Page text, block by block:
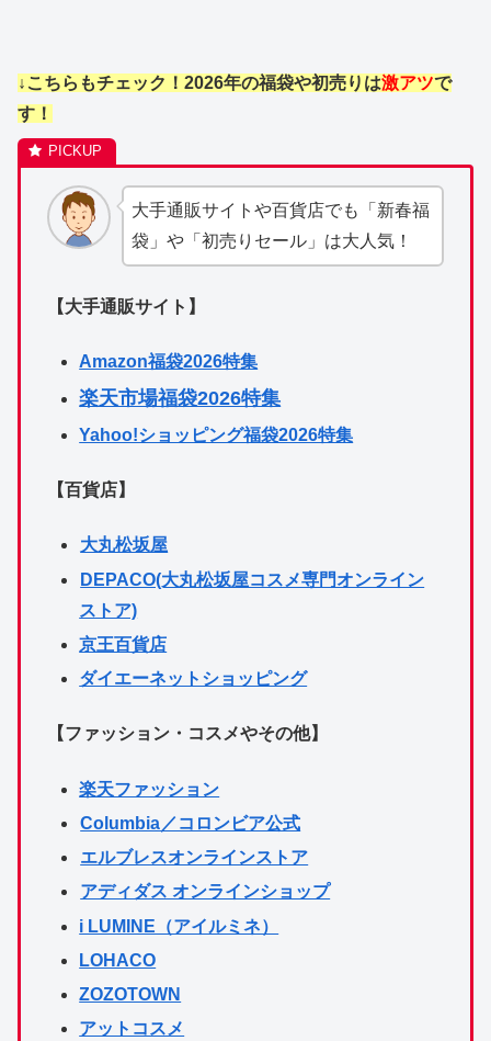
↓こちらもチェック！2026年の福袋や初売りは激アツで
す！
大手通販サイトや百貨店でも「新春福
袋」や「初売りセール」は大人気！
【大手通販サイト】
Amazon福袋2026特集
楽天市場福袋2026特集
Yahoo!ショッピング福袋2026特集
【百貨店】
大丸松坂屋
DEPACO(大丸松坂屋コスメ専門オンライン
ストア)
京王百貨店
ダイエーネットショッピング
【ファッション・コスメやその他】
楽天ファッション
Columbia／コロンビア公式
エルブレスオンラインストア
アディダス オンラインショップ
i LUMINE（アイルミネ）
LOHACO
ZOZOTOWN
アットコスメ